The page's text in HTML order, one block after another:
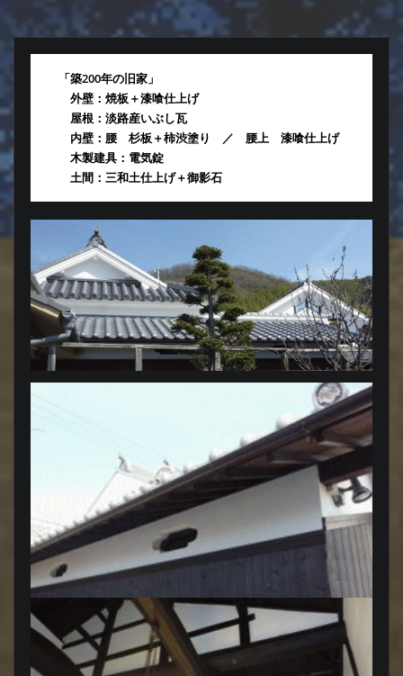
「築200年の旧家」
外壁：焼板＋漆喰仕上げ
屋根：淡路産いぶし瓦
内壁：腰 杉板＋柿渋塗り ／ 腰上 漆喰仕上げ
木製建具：電気錠
土間：三和土仕上げ＋御影石